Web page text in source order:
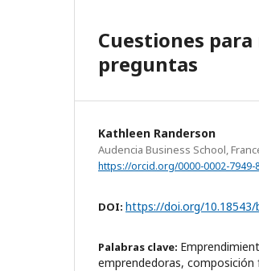
Cuestiones
preguntas
Kathleen Randerson
Audencia Business School,
https://orcid.org/0000-0002-7949-
DOI: https://doi.org/10.18543/
Palabras clave:
emprendedoras, composición